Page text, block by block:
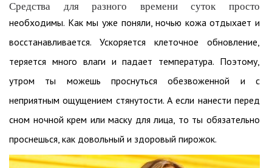
Средства для разного времени суток просто
необходимы. Как мы уже поняли, ночью кожа отдыхает и
восстанавливается. Ускоряется клеточное обновление,
теряется много влаги и падает температура. Поэтому,
утром ты можешь проснуться обезвоженной и с
неприятным ощущением стянутости. А если нанести перед
сном ночной крем или маску для лица, то ты обязательно
проснешься, как довольный и здоровый пирожок.